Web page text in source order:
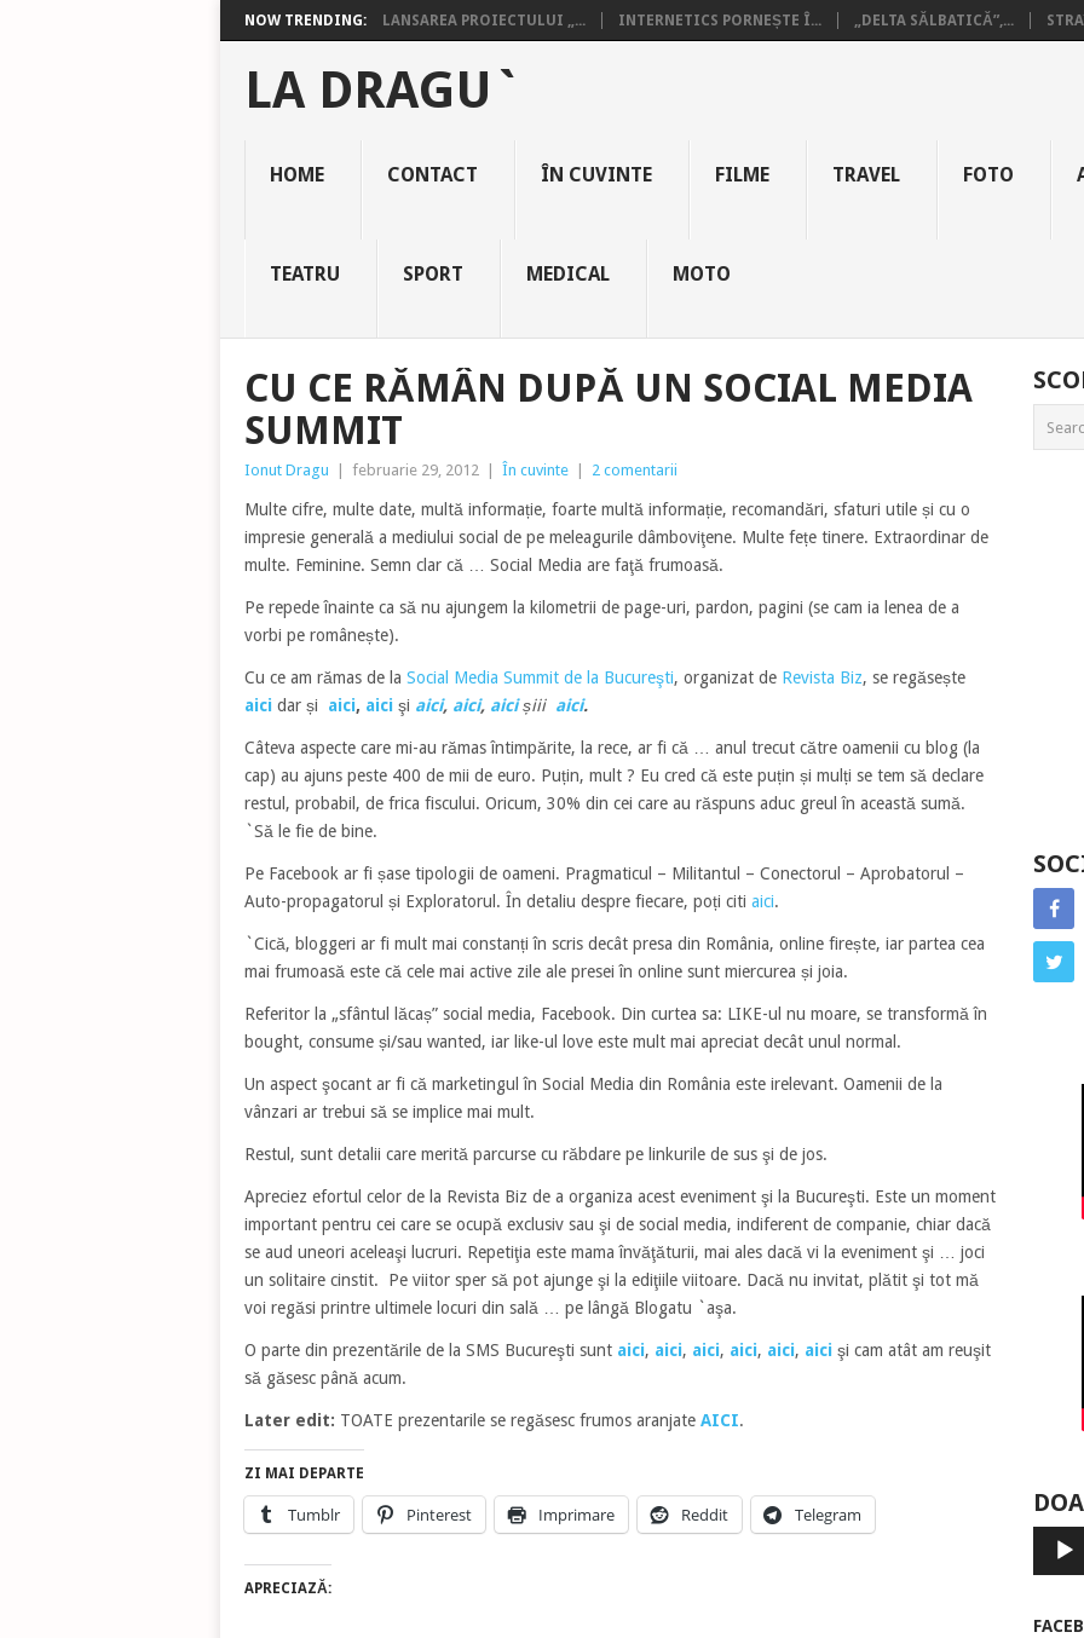
NOW TRENDING: LANSAREA PROIECTULUI „... INTERNETICS PORNEȘTE Î... „DELTA SĂLBATICĂ”,...
LA DRAGU`
HOME CONTACT ÎN CUVINTE FILME TRAVEL FOTO
TEATRU SPORT MEDICAL MOTO
CU CE RĂMÂN DUPĂ UN SOCIAL MEDIA
SUMMIT
Ionut Dragu februarie 29, 2012 În cuvinte 2 comentarii
Multe cifre, multe date, multă informație, foarte multă informație, recomandări, sfaturi utile și cu o
impresie generală a mediului social de pe meleagurile dâmboviţene. Multe fețe tinere. Extraordinar de
multe. Feminine. Semn clar că … Social Media are faţă frumoasă.
Pe repede înainte ca să nu ajungem la kilometrii de page-uri, pardon, pagini (se cam ia lenea de a
vorbi pe românește).
Cu ce am rămas de la Social Media Summit de la Bucureşti, organizat de Revista Biz, se regăsește
aici dar și aici, aici şi aici, aici, aici șiii aici.
Câteva aspecte care mi-au rămas întimpărite, la rece, ar fi că … anul trecut către oamenii cu blog (la
cap) au ajuns peste 400 de mii de euro. Puțin, mult ? Eu cred că este puțin și mulți se tem să declare
restul, probabil, de frica fiscului. Oricum, 30% din cei care au răspuns aduc greul în această sumă.
`Să le fie de bine.
Pe Facebook ar fi șase tipologii de oameni. Pragmaticul – Militantul – Conectorul – Aprobatorul –
Auto-propagatorul și Exploratorul. În detaliu despre fiecare, poți citi aici.
`Cică, bloggeri ar fi mult mai constanți în scris decât presa din România, online firește, iar partea cea
mai frumoasă este că cele mai active zile ale presei în online sunt miercurea și joia.
Referitor la „sfântul lăcaș” social media, Facebook. Din curtea sa: LIKE-ul nu moare, se transformă în
bought, consume și/sau wanted, iar like-ul love este mult mai apreciat decât unul normal.
Un aspect şocant ar fi că marketingul în Social Media din România este irelevant. Oamenii de la
vânzari ar trebui să se implice mai mult.
Restul, sunt detalii care merită parcurse cu răbdare pe linkurile de sus şi de jos.
Apreciez efortul celor de la Revista Biz de a organiza acest eveniment şi la Bucureşti. Este un moment
important pentru cei care se ocupă exclusiv sau şi de social media, indiferent de companie, chiar dacă
se aud uneori aceleaşi lucruri. Repetiţia este mama învăţăturii, mai ales dacă vi la eveniment şi … joci
un solitaire cinstit. Pe viitor sper să pot ajunge şi la ediţiile viitoare. Dacă nu invitat, plătit şi tot mă
voi regăsi printre ultimele locuri din sală … pe lângă Blogatu `aşa.
O parte din prezentările de la SMS Bucureşti sunt aici, aici, aici, aici, aici, aici şi cam atât am reuşit
să găsesc până acum.
Later edit: TOATE prezentarile se regăsesc frumos aranjate AICI.
ZI MAI DEPARTE
Tumblr Pinterest Imprimare Reddit Telegram
APRECIAZĂ:
Player
audio